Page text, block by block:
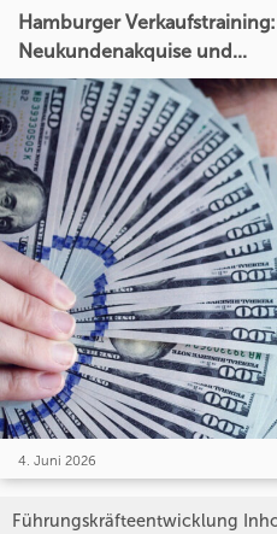
Hamburger
Neukundenakquise und...
4. Juni 2026
Führungskräfteentwicklung